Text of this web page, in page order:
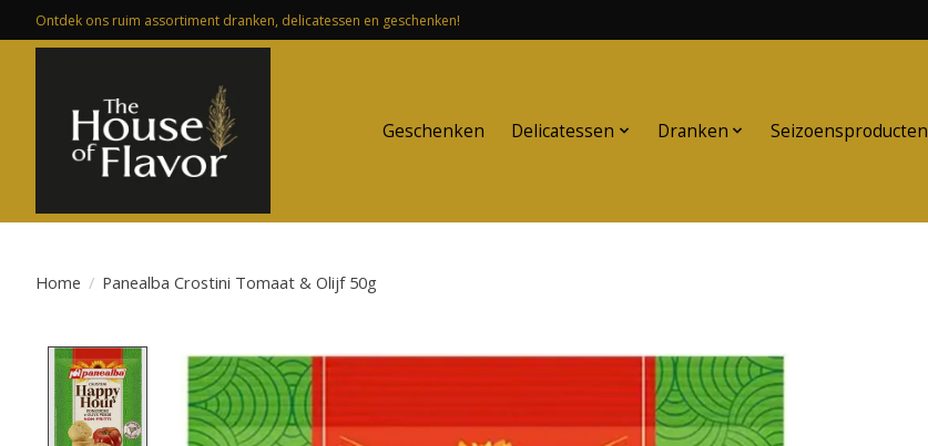
Ontdek ons ruim assortiment dranken, delicatessen en geschenken!
Geschenken Delicatessen Dranken Seizoensproducten
Home / Panealba Crostini Tomaat & Olijf 50g
Product image slideshow Items